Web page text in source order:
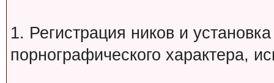
1. Регистрация ников и
порнографического характера,